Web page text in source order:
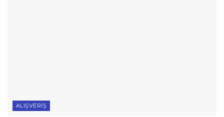
ALIŞVERIŞ